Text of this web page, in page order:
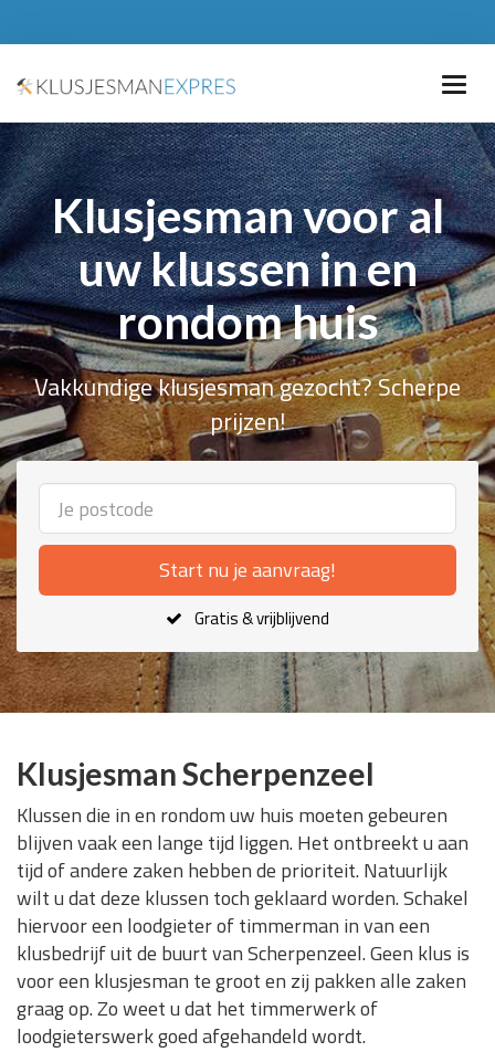
Klusjesman voor al
uw klussen in en
rondom huis
Vakkundige klusjesman gezocht? Scherpe
prijzen!
Start nu je aanvraag!
Gratis & vrijblijvend
Klusjesman Scherpenzeel
Klussen die in en rondom uw huis moeten gebeuren
blijven vaak een lange tijd liggen. Het ontbreekt u aan
tijd of andere zaken hebben de prioriteit. Natuurlijk
wilt u dat deze klussen toch geklaard worden. Schakel
hiervoor een loodgieter of timmerman in van een
klusbedrijf uit de buurt van Scherpenzeel. Geen klus is
voor een klusjesman te groot en zij pakken alle zaken
graag op. Zo weet u dat het timmerwerk of
loodgieterswerk goed afgehandeld wordt.